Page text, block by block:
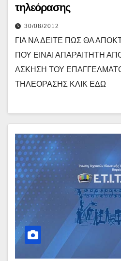
τηλεόρασης
30/08/2012
ΓΙΑ ΝΑ ΔΕΙΤΕ ΠΩΣ ΘΑ
ΠΟΥ ΕΙΝΑΙ ΑΠΑΡΑΙΤΗΤΗ
ΑΣΚΗΣΗ ΤΟΥ
ΤΗΛΕΟΡΑΣΗΣ ΚΛΙΚ ΕΔΩ